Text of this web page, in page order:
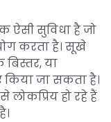
ऐसी सुविधा है जो
करता है। सूखे
या
जा सकता है।
हो रहे हैं